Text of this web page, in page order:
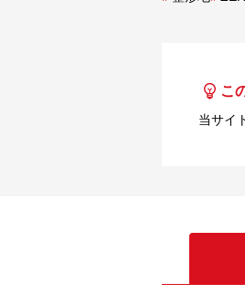
こ
当サイ